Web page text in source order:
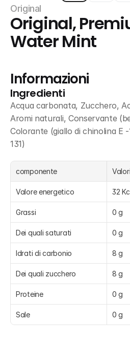
Original
Original,
Water Mint
Informazioni
Ingredienti
Acqua carbonata, Zucchero,
Aromi naturali, Conservante
Colorante (giallo di chinolina E
131)
componente
Valore energetico 32
Grassi 0 g
Dei quali saturati 0 g
Idrati di carbonio 8 g
Dei quali zucchero 8 g
Proteine 0 g
Sale 0 g